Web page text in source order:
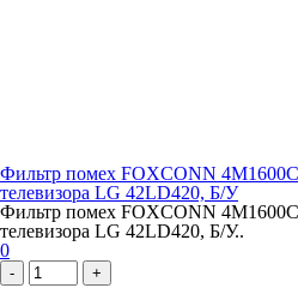
Фильтр помех FOXCONN
телевизора LG 42LD420, Б/У
Фильтр помех FOXCONN
телевизора LG 42LD420, Б/У..
0
- +